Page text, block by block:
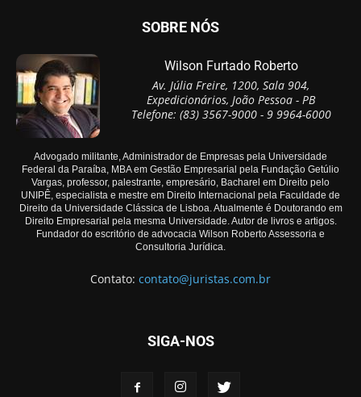
SOBRE NÓS
Wilson Furtado Roberto
Av. Júlia Freire, 1200, Sala 904,
Expedicionários, João Pessoa - PB
Telefone: (83) 3567-9000 - 9 9964-6000
Advogado militante, Administrador de Empresas pela Universidade
Federal da Paraíba, MBA em Gestão Empresarial pela Fundação Getúlio
Vargas, professor, palestrante, empresário, Bacharel em Direito pelo
UNIPÊ, especialista e mestre em Direito Internacional pela Faculdade de
Direito da Universidade Clássica de Lisboa. Atualmente é Doutorando em
Direito Empresarial pela mesma Universidade. Autor de livros e artigos.
Fundador do escritório de advocacia Wilson Roberto Assessoria e
Consultoria Jurídica.
Contato: contato@juristas.com.br
SIGA-NOS